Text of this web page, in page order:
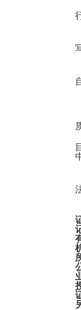
电白县沙琅镇河口经济
茂名市电白区地方